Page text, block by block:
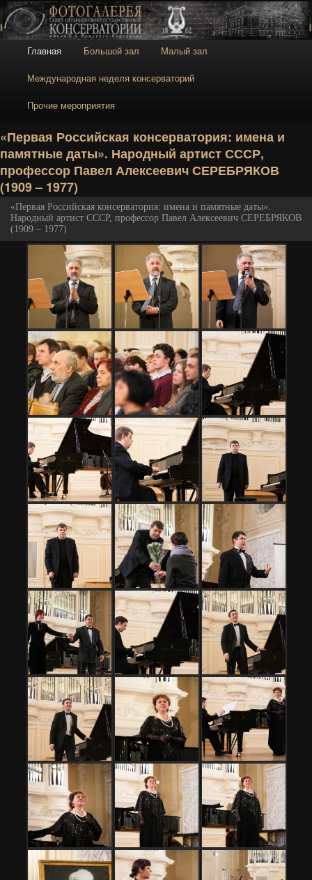
Галерея
Галерея Санкт-
Петербургской
консерватории
Главное меню
Перейти к основному содержимому
Перейти к дополнительному содержимому
Главная Большой зал Малый зал
Международная неделя консерваторий
Прочие мероприятия
«Первая Российская консерватория: имена и
памятные даты». Народный артист СССР,
профессор Павел Алексеевич СЕРЕБРЯКОВ
(1909 – 1977)
«Первая Российская консерватория: имена и памятные даты».
Народный артист СССР, профессор Павел Алексеевич СЕРЕБРЯКОВ
(1909 – 1977)